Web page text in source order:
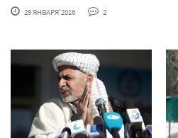
29 ЯНВАРЯ'2016 2